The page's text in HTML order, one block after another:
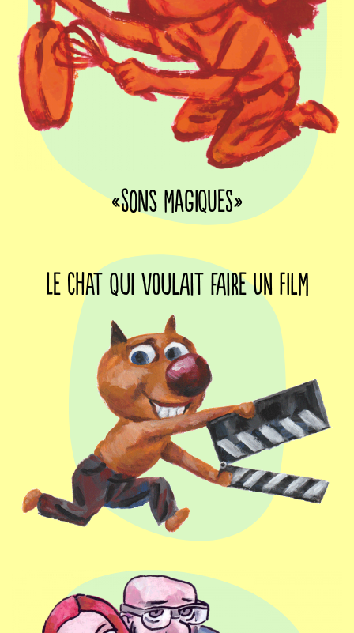
«Sons Magiques»
Le Chat qui voulait faire un film